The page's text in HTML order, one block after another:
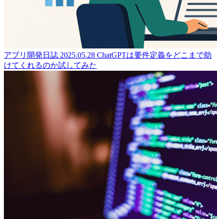
アプリ開発日誌 2025.05.28 ChatGPTは要件定義をどこまで助
けてくれるのか試してみた